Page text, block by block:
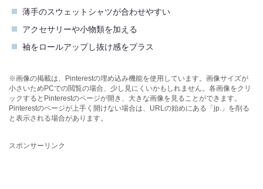
薄手のスウェットシャツが合わせやすい
アクセサリーや小物類を加える
袖をロールアップし抜け感をプラス
※画像の掲載は、Pinterestの埋め込み機能を使用しています。画像サイズが
小さいためPCでの閲覧の場合、少し見にくいかもしれません。各画像をクリ
ックするとPinterestのページが開き、大きな画像を見ることができます。
Pinterestのページが上手く開けない場合は、URLの始めにある「jp.」を削る
と表示される場合があります。
スポンサーリンク